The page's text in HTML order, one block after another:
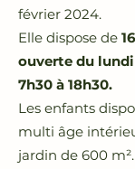
février 2024.
Elle dispose de
ouverte du
7h30 à 18h30.
Les enfants
multi âge
jardin de 600